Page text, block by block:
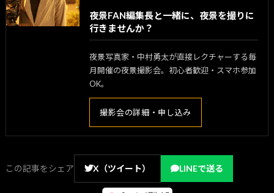
夜景FAN編集長と一緒に、夜景を撮りに
行きませんか？
夜景写真家・中村勇太が直接レクチャーする毎
月開催の夜景撮影会。初心者歓迎・スマホ参加
OK。
撮影会の詳細・申し込み
この記事をシェア X（ツイート） LINEで送る